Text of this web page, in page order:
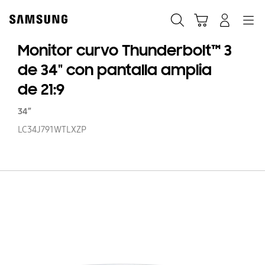
content
Monitor curvo Thunderbolt™ 3
de 34" con pantalla amplia
de 21:9
34”
LC34J791WTLXZP